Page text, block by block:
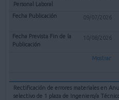
Personal Laboral
09/07/2026
10/08/2026
Mostrar
Rectificación de errores materiales en
selectivo de 1 plaza de Ingeniero/a